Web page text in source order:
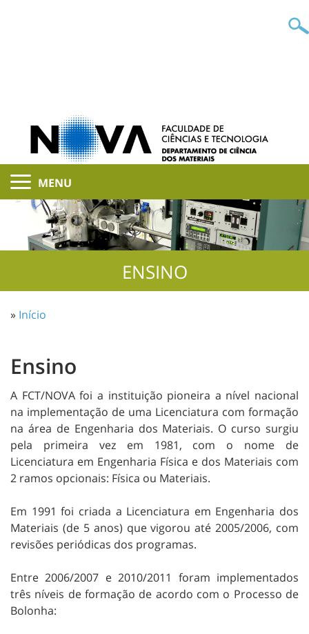
MENU
ENSINO
» Início
Ensino
A FCT/NOVA foi a instituição pioneira a nível nacional
na implementação de uma Licenciatura com formação
na área de Engenharia dos Materiais. O curso surgiu
pela primeira vez em 1981, com o nome de
Licenciatura em Engenharia Física e dos Materiais com
2 ramos opcionais: Física ou Materiais.
Em 1991 foi criada a Licenciatura em Engenharia dos
Materiais (de 5 anos) que vigorou até 2005/2006, com
revisões periódicas dos programas.
Entre 2006/2007 e 2010/2011 foram implementados
três níveis de formação de acordo com o Processo de
Bolonha: